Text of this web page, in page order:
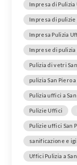
Impresa di Pulizia
Impresa di
Impresa Pulizia
Imprese di pulizia
Pulizia di vetri
pulizia San Piero
Pulizia uffici a
Pulizie Uffici
Pulizie uffici San
sanificazione e
Uffici Pulizia a